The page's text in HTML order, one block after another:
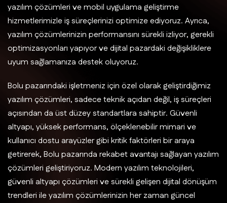
yazılım çözümleri ve mobil uygulama geliştirme
hizmetlerimizle iş süreçlerinizi optimize ediyoruz. Ayrıca,
yazılım çözümlerinizin performansını sürekli izliyor, gerekli
optimizasyonları yapıyor ve dijital pazardaki değişikliklere
uyum sağlamanıza destek oluyoruz.
Bolu pazarındaki işletmeniz için özel olarak geliştirdiğimiz
yazılım çözümleri, sadece teknik açıdan değil, iş süreçleri
açısından da üst düzey standartlara sahiptir. Güvenli
altyapı, yüksek performans, ölçeklenebilir mimari ve
kullanıcı dostu arayüzler gibi kritik faktörleri bir araya
getirerek, Bolu pazarında rekabet avantajı sağlayan yazılım
çözümleri geliştiriyoruz. Modern yazılım teknolojileri,
güvenli altyapı çözümleri ve sürekli gelişen dijital dönüşüm
trendleri ile yazılım çözümlerinizin her zaman güncel